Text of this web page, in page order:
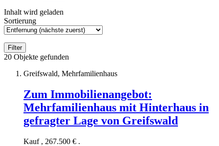
Inhalt wird geladen
Sortierung
Filter
20 Objekte gefunden
Greifswald, Mehrfamilienhaus
Zum Immobilienangebot:
Mehrfamilienhaus mit Hinterhaus in
gefragter Lage von Greifswald
Kauf , 267.500 € .